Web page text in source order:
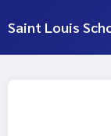
Saint Louis